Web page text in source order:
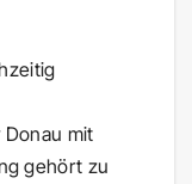
mit
gehört zu